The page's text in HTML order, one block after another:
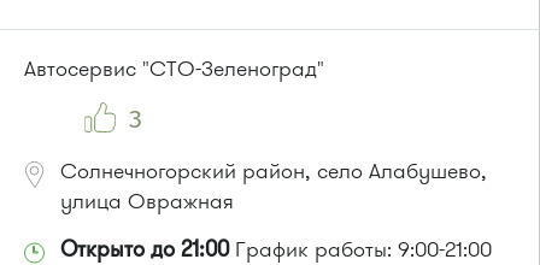
или до остановки"Кутузово":
Автобус № 366.
Маршрутка № 460м, 707м
Автосервис "СТО-Зеленоград"
3
Солнечногорский район, село Алабушево,
улица Овражная
Открыто до 21:00График работы: 9:00-21:00